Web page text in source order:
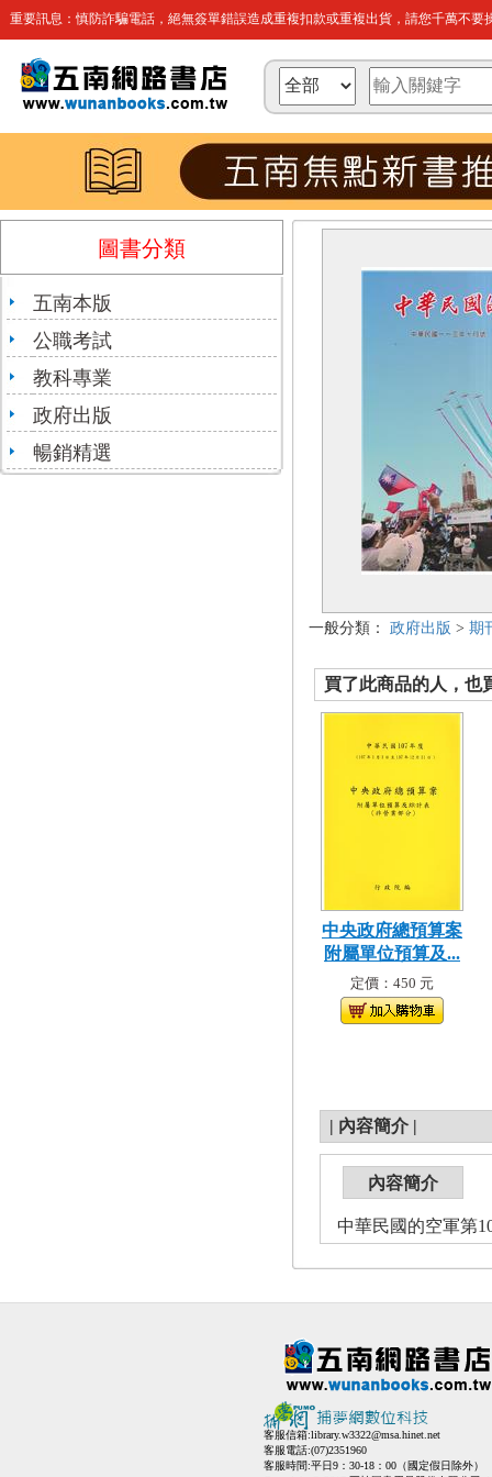
重要訊息：慎防詐騙電話，絕無簽單錯誤造成重複扣款或重複出貨，請您千萬不要
圖書分類
五南本版
公職考試
教科專業
政府出版
暢銷精選
一般分類： 政府出版 > 期
買了此商品的人，也
中央政府總預算案
附屬單位預算及...
定價：450 元
| 內容簡介 |
內容簡介
中華民國的空軍第
客服信箱:library.w3322@msa.hinet.net
客服電話:(07)2351960
客服時間:平日9：30-18：00（國定假日除外）